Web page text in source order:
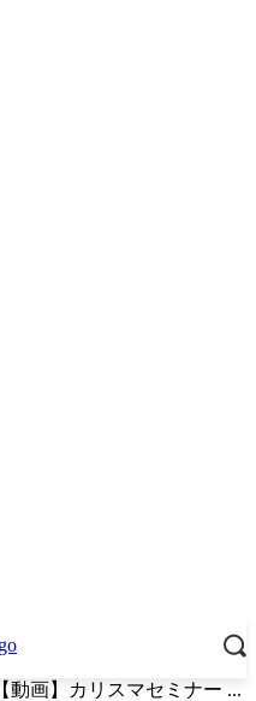
【動画】カリスマセミナー ...